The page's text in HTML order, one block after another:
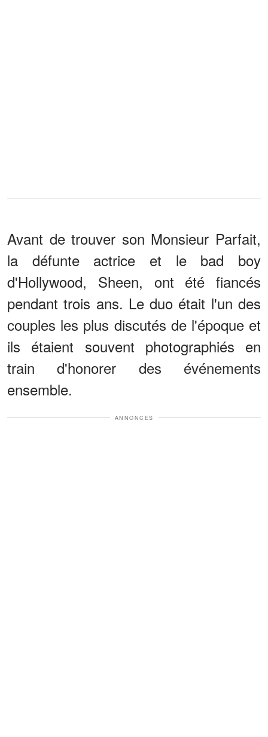
Avant de trouver son Monsieur Parfait,
la défunte actrice et le bad boy
d'Hollywood, Sheen, ont été fiancés
pendant trois ans. Le duo était l'un des
couples les plus discutés de l'époque et
ils étaient souvent photographiés en
train d'honorer des événements
ensemble.
ANNONCES